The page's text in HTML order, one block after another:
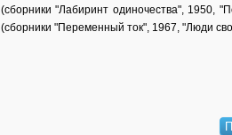
(сборники "Лабиринт одиночества", 1950,
(сборники "Переменный ток", 1967, "Люди